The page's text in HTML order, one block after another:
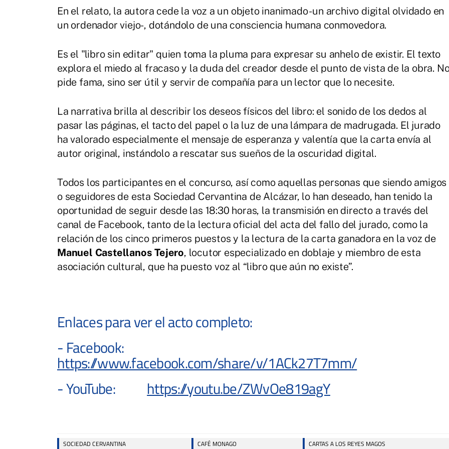
En el relato, la autora cede la voz a un objeto inanimado -un archivo digital olvidado en
un ordenador viejo-, dotándolo de una consciencia humana conmovedora.
Es el "libro sin editar" quien toma la pluma para expresar su anhelo de existir. El texto
explora el miedo al fracaso y la duda del creador desde el punto de vista de la obra.
pide fama, sino ser útil y servir de compañía para un lector que lo necesite.
La narrativa brilla al describir los deseos físicos del libro: el sonido de los dedos al
pasar las páginas, el tacto del papel o la luz de una lámpara de madrugada. El jurado
ha valorado especialmente el mensaje de esperanza y valentía que la carta envía al
autor original, instándolo a rescatar sus sueños de la oscuridad digital.
Todos los participantes en el concurso, así como aquellas personas que siendo amigos
o seguidores de esta Sociedad Cervantina de Alcázar, lo han deseado, han tenido la
oportunidad de seguir desde las 18:30 horas, la transmisión en directo a través del
canal de Facebook, tanto de la lectura oficial del acta del fallo del jurado, como la
relación de los cinco primeros puestos y la lectura de la carta ganadora en la voz de
Manuel Castellanos Tejero, locutor especializado en doblaje y miembro de esta
asociación cultural, que ha puesto voz al “libro que aún no existe”.
Enlaces para ver el acto completo:
- Facebook:
https://www.facebook.com/share/v/1ACk27T7mm/
- YouTube: https://youtu.be/ZWvOe819agY
SOCIEDAD CERVANTINA CAFÉ MONAGO CARTAS A LOS REYES MAGOS